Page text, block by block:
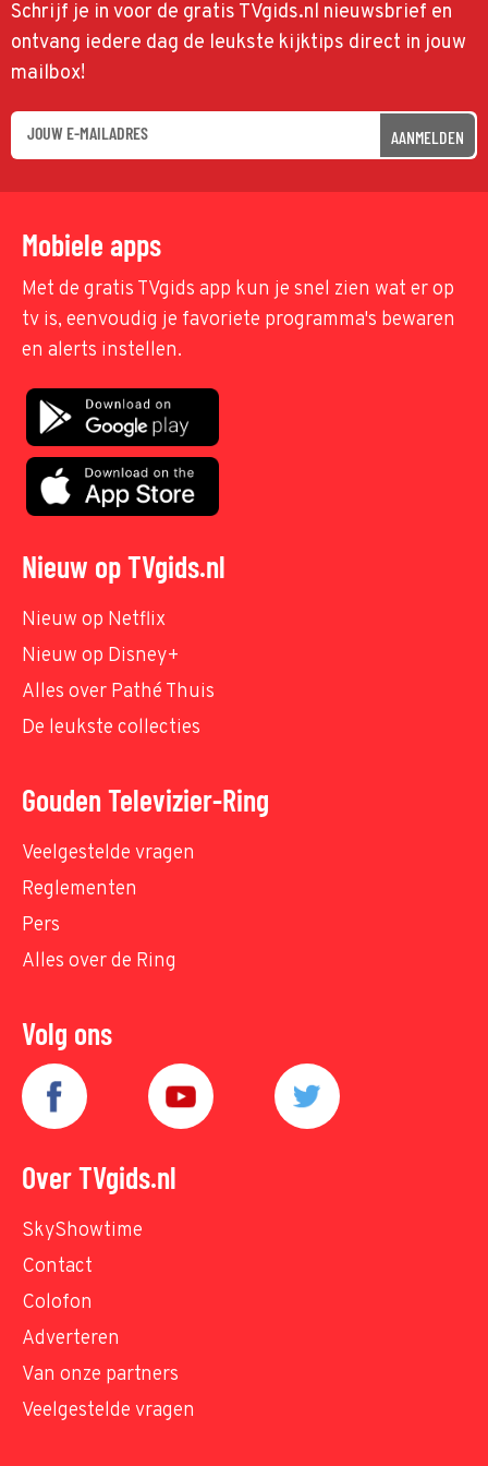
Schrijf je in voor de gratis TVgids.nl nieuwsbrief en
ontvang iedere dag de leukste kijktips direct in jouw
mailbox!
AANMELDEN
Mobiele apps
Met de gratis TVgids app kun je snel zien wat er op
tv is, eenvoudig je favoriete programma's bewaren
en alerts instellen.
Nieuw op TVgids.nl
Nieuw op Netflix
Nieuw op Disney+
Alles over Pathé Thuis
De leukste collecties
Gouden Televizier-Ring
Veelgestelde vragen
Reglementen
Pers
Alles over de Ring
Volg ons
Over TVgids.nl
SkyShowtime
Contact
Colofon
Adverteren
Van onze partners
Veelgestelde vragen